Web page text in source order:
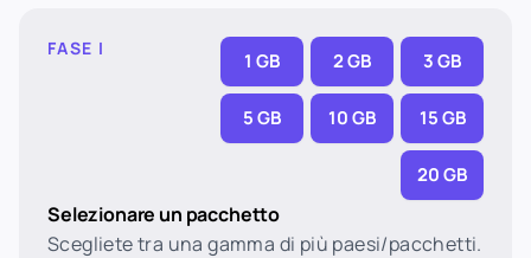
FASE I
1 GB 2 GB 3 GB
5 GB 10 GB 15 GB
20 GB
Selezionare un pacchetto
Scegliete tra una gamma di più paesi/pacchetti.